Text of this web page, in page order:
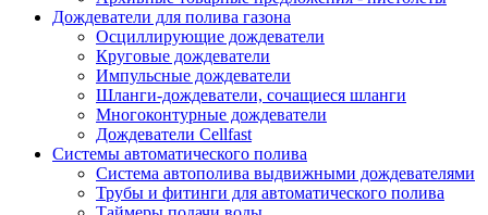
Дождеватели для полива газона
Осциллирующие дождеватели
Круговые дождеватели
Импульсные дождеватели
Шланги-дождеватели, сочащиеся шланги
Многоконтурные дождеватели
Дождеватели Cellfast
Системы автоматического полива
Система автополива выдвижными дождевателями
Трубы и фитинги для автоматического полива